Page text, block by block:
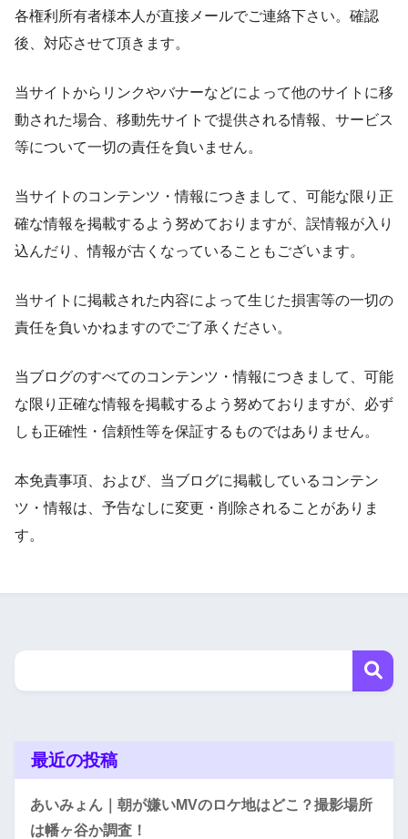
各権利所有者様本人が直接メールでご連絡下さい。確認
後、対応させて頂きます。
当サイトからリンクやバナーなどによって他のサイトに移
動された場合、移動先サイトで提供される情報、サービス
等について一切の責任を負いません。
当サイトのコンテンツ・情報につきまして、可能な限り正
確な情報を掲載するよう努めておりますが、誤情報が入り
込んだり、情報が古くなっていることもございます。
当サイトに掲載された内容によって生じた損害等の一切の
責任を負いかねますのでご了承ください。
当ブログのすべてのコンテンツ・情報につきまして、可能
な限り正確な情報を掲載するよう努めておりますが、必ず
しも正確性・信頼性等を保証するものではありません。
本免責事項、および、当ブログに掲載しているコンテン
ツ・情報は、予告なしに変更・削除されることがありま
す。
最近の投稿
あいみょん｜朝が嫌いMVのロケ地はどこ？撮影場所
は幡ヶ谷か調査！